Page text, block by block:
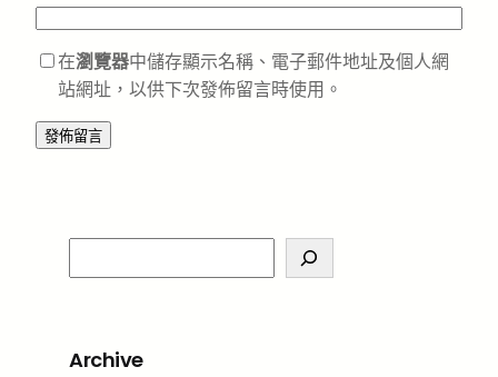
在瀏覽器中儲存顯示名稱、電子郵件地址及個人網
站網址，以供下次發佈留言時使用。
e
c
Archive